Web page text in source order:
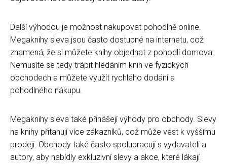
Další výhodou je možnost nakupovat pohodlně online.
Megaknihy sleva jsou často dostupné na internetu, což
znamená, že si můžete knihy objednat z pohodlí domova.
Nemusíte se tedy trápit hledáním knih ve fyzických
obchodech a můžete využít rychlého dodání a
pohodlného nákupu.
Megaknihy sleva také přinášejí výhody pro obchody. Slevy
na knihy přitahují více zákazníků, což může vést k vyššímu
prodeji. Obchody také často spolupracují s vydavateli a
autory, aby nabídly exkluzivní slevy a akce, které lákají